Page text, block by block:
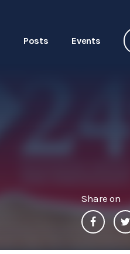
Posts Events
Share on